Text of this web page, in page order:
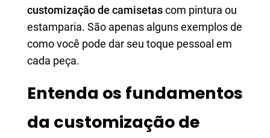
customização de camisetascom pintura ou
estamparia. São apenas alguns exemplos de
como você pode dar seu toque pessoal em
cada peça.
Entenda os fundamentos
da customização de